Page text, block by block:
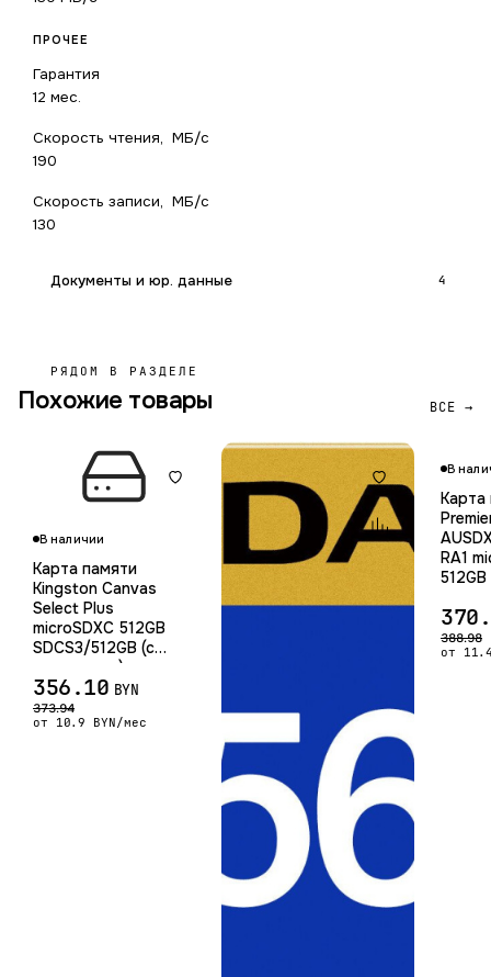
ПРОЧЕЕ
Гарантия
12 мес.
Скорость чтения, МБ/с
190
Скорость записи, МБ/с
130
Документы и юр. данные 4
РЯДОМ В РАЗДЕЛЕ
Похожие товары ВСЕ →
В наличии
Карта памяти
Kingston Canvas
Select Plus
microSDXC 512GB
SDCS3/512GB (с
адаптером)
356.10 BYN
373.94
от 10.9 BYN/мес
В
Карта
RA1
388.98
от